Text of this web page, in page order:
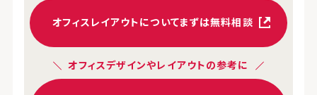
オフィスレイアウトについてまずは無料相談
オフィスデザインやレイアウトの参考に